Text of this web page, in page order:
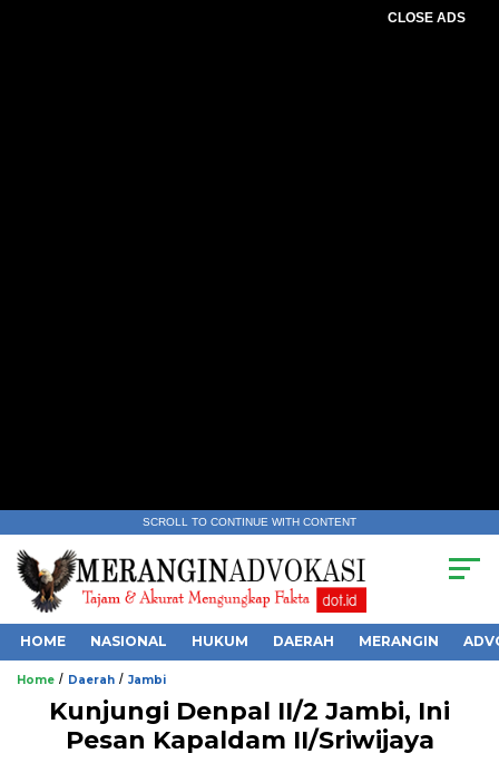
CLOSE ADS
SCROLL TO CONTINUE WITH CONTENT
HOME NASIONAL HUKUM DAERAH MERANGIN
Home / Daerah / Jambi
Kunjungi Denpal II/2 Jambi, Ini
Pesan Kapaldam II/Sriwijaya